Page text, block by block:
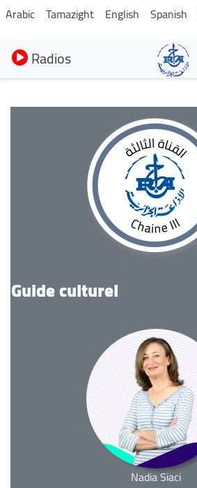
Aller
au
contenu
principal
Arabic Tamazight English Spanish
Radios
Guide culturel
Nadia Siaci